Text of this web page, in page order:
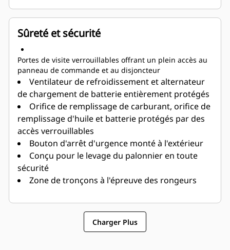
Sûreté et sécurité
Portes de visite verrouillables offrant un plein accès au
panneau de commande et au disjoncteur
Ventilateur de refroidissement et alternateur
de chargement de batterie entièrement protégés
Orifice de remplissage de carburant, orifice de
remplissage d'huile et batterie protégés par des
accès verrouillables
Bouton d'arrêt d'urgence monté à l'extérieur
Conçu pour le levage du palonnier en toute
sécurité
Zone de tronçons à l'épreuve des rongeurs
Charger Plus